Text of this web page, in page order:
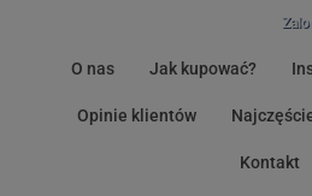
O nas Jak kupować?
Opinie klientów
Kontakt